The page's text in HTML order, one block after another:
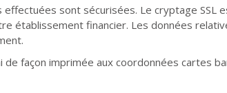
sont sécurisées. Le cryptage SSL
établissement financier. Les données
façon imprimée aux coordonnées cartes